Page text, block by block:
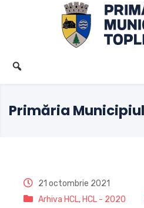
Primăria
21 octombrie 2021
Arhiva HCL, HCL - 2020